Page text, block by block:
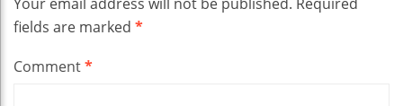
fields are marked *
Comment*